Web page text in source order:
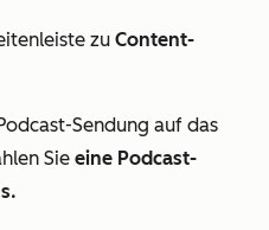
zu Content-
Sendung auf das
Sie eine Podcast-